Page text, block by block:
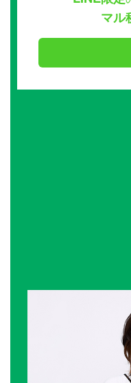
マル